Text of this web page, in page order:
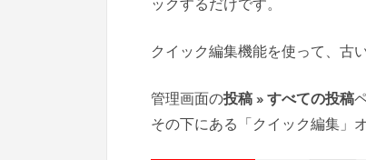
クイック編集機能を使って、古
管理画面の投稿 » すべての投稿
その下にある「クイック編集」